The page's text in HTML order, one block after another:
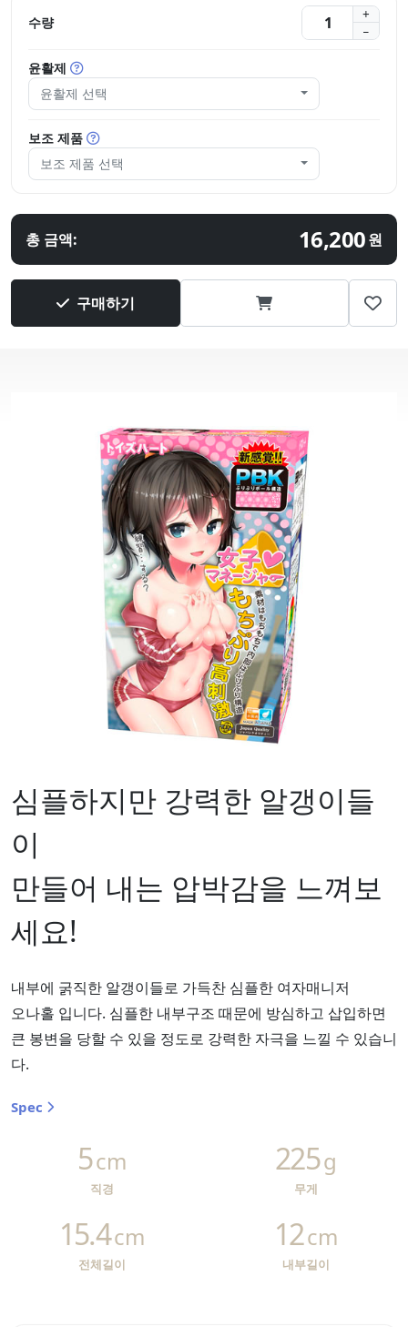
수량
윤활제
윤활제 선택
보조 제품
보조 제품 선택
총 금액: 16,200원
구매하기
심플하지만 강력한 알갱이들
이
만들어 내는 압박감을 느껴보
세요!
내부에 굵직한 알갱이들로 가득찬 심플한 여자매니저
오나홀 입니다. 심플한 내부구조 때문에 방심하고 삽입하면
큰 봉변을 당할 수 있을 정도로 강력한 자극을 느낄 수 있습니
다.
Spec
직경
5cm
무게
225g
전체길이
15.4cm
내부길이
12cm